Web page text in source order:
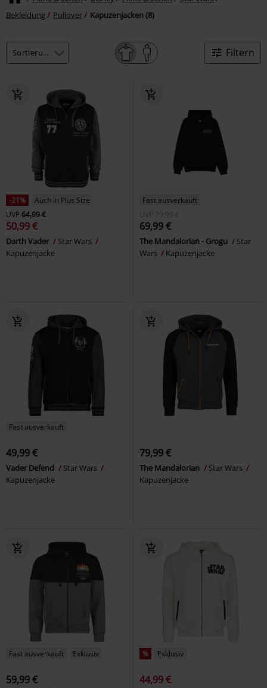
Bekleidung
Pullover Kapuzenjacken (8)
Filtern
-21%
Auch in Plus Size
UVP64,99 €
50,99 €
Darth Vader
Star Wars
Kapuzenjacke
Fast ausverkauft
UVP
79,99 €
69,99 €
The Mandalorian - Grogu
Star
Wars
Kapuzenjacke
Fast ausverkauft
49,99 €
Vader Defend
Star Wars
Kapuzenjacke
79,99 €
The Mandalorian
Star Wars
Kapuzenjacke
Fast ausverkauft Exklusiv
59,99 €
% Exklusiv
44,99 €